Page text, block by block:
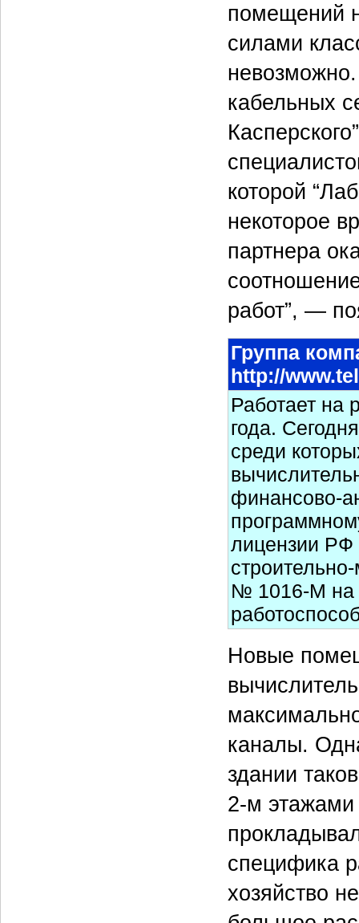
помещений
силами
кабельных
которой
некоторое
партнера
работ”, —
Группа
http://
Работает на
года.
среди
финансово-
лицензии
№ 1016-М на
Новые
каналы.
здании
2-м
специфика
хозяйство